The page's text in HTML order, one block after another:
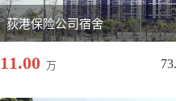
荻港保险公司宿舍
11.00 万